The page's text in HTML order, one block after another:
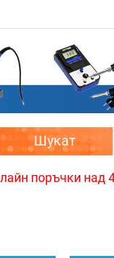
Шукат
поръчки